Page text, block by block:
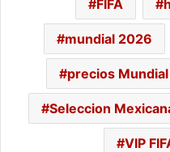
FIFA
mundial 2026
precios
Seleccion
VIP